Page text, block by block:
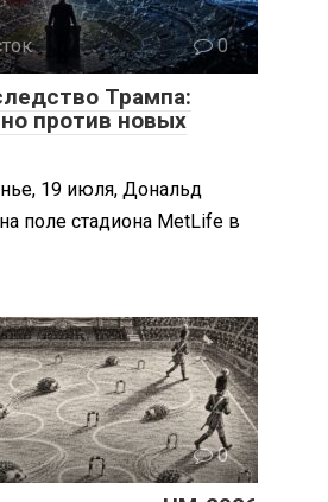
0
Трампа:
против новых
19 июля, Дональд
поле стадиона MetLife в
0